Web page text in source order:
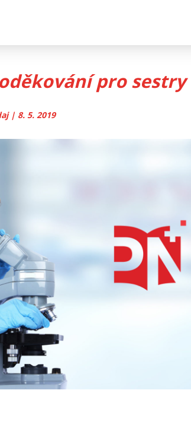
pro sestry
| 8. 5. 2019